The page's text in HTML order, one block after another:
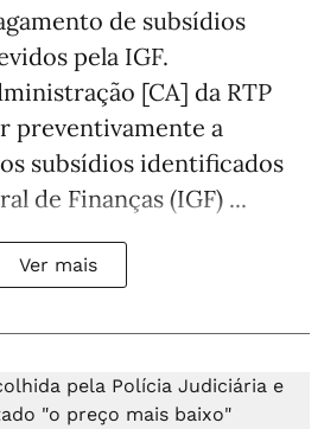
de subsídios
pela IGF.
[CA] da RTP
preventivamente a
subsídios identificados
de Finanças (IGF) ...
Ver mais